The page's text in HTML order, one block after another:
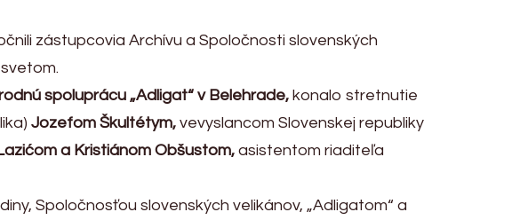
zástupcovia Archívu a Spoločnosti slovenských
spoluprácu „Adligat“ v Belehrade, konalo stretnutie
Jozefom Škultétym, vevyslancom Slovenskej republiky
a Kristiánom Obšustom, asistentom riaditeľa
Spoločnosťou slovenských velikánov, „Adligatom“ a